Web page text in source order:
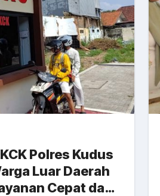
Polres Kudus
Luar Daerah
Cepat dan